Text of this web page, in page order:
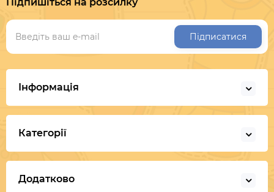
Підписатися
Інформація
Категорії
Додатково